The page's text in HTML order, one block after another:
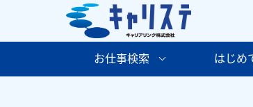
お仕事検索 はじめ